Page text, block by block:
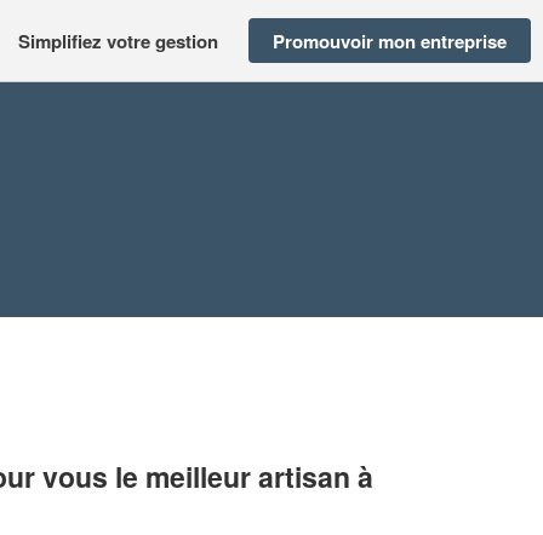
Simplifiez votre gestion Promouvoir mon entreprise
vous le meilleur artisan à